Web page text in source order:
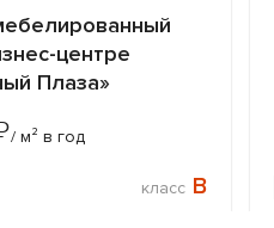
центре
Плаза»
/ м² в год
класс B